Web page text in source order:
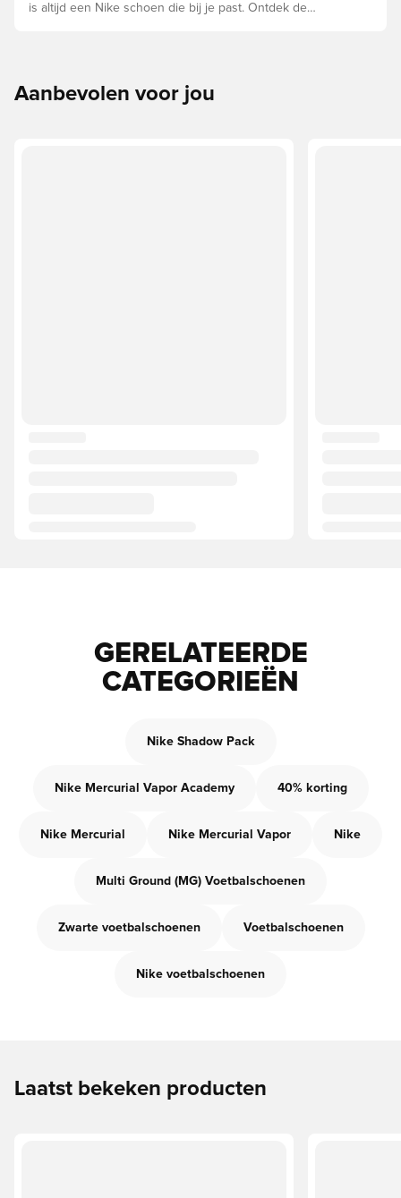
is altijd een Nike schoen die bij je past. Ontdek de
Aanbevolen voor jou
GERELATEERDE
CATEGORIEËN
Nike Shadow Pack
Nike Mercurial Vapor Academy 40% korting
Nike Mercurial Nike Mercurial Vapor Nike
Multi Ground (MG) Voetbalschoenen
Zwarte voetbalschoenen Voetbalschoenen
Nike voetbalschoenen
Laatst bekeken producten